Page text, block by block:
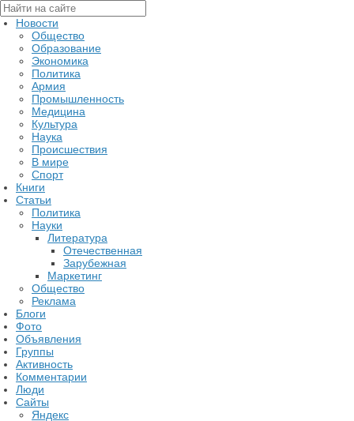
Новости
Общество
Образование
Экономика
Политика
Армия
Промышленность
Медицина
Культура
Наука
Происшествия
В мире
Спорт
Книги
Статьи
Политика
Науки
Литература
Отечественная
Зарубежная
Маркетинг
Общество
Реклама
Блоги
Фото
Объявления
Группы
Активность
Комментарии
Люди
Сайты
Яндекс